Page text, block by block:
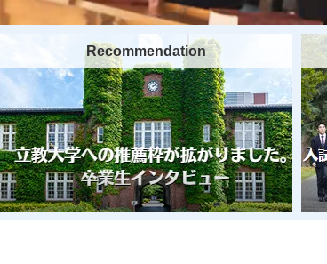
Recommendation